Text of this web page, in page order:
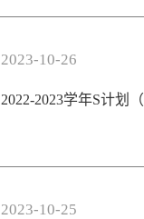
2023-10-26
2022-2023学年S计划
2023-10-25